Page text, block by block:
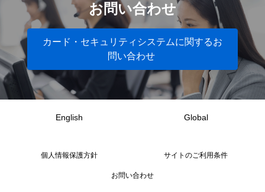
お問い合わせ
カード・セキュリティシステムに関するお
問い合わせ
English Global
個人情報保護方針 サイトのご利用条件
お問い合わせ